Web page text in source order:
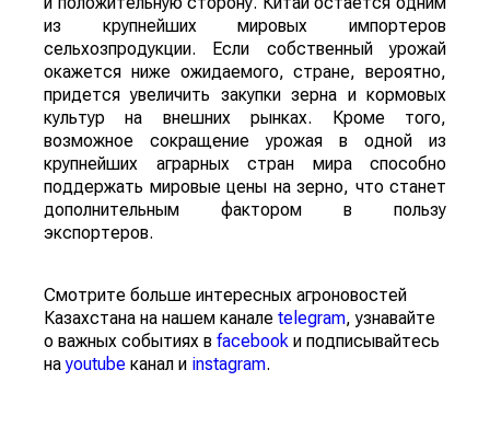
из крупнейших мировых импортеров
сельхозпродукции. Если собственный урожай
окажется ниже ожидаемого, стране, вероятно,
придется увеличить закупки зерна и кормовых
культур на внешних рынках. Кроме того,
возможное сокращение урожая в одной из
крупнейших аграрных стран мира способно
поддержать мировые цены на зерно, что станет
дополнительным фактором в пользу
экспортеров.
Смотрите больше интересных агроновостей
Казахстана на нашем канале telegram, узнавайте
о важных событиях в facebook и подписывайтесь
наyoutube канал и instagram.